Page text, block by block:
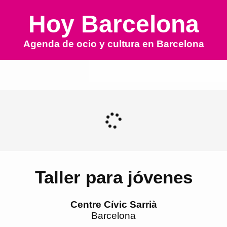
Hoy Barcelona
Agenda de ocio y cultura en Barcelona
Taller para jóvenes
Centre Cívic Sarrià
Barcelona